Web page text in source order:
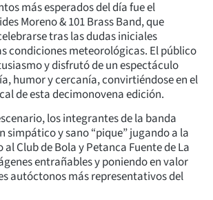
más esperados del día fue el
Moreno & 101 Brass Band, que
tras las dudas iniciales
condiciones meteorológicas. El público
y disfrutó de un espectáculo
humor y cercanía, convirtiéndose en el
de esta decimonovena edición.
los integrantes de la banda
simpático y sano “pique” jugando a la
Club de Bola y Petanca Fuente de La
entrañables y poniendo en valor
autóctonos más representativos del